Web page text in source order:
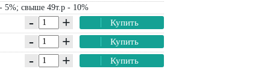
5%; свыше 49т.р - 10%
- + Купить
- + Купить
- + Купить